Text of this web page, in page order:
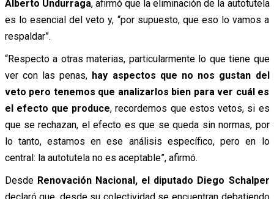
Alberto Undurraga, afirmó que la eliminación de la autotutela
es lo esencial del veto y, “por supuesto, que eso lo vamos a
respaldar”.
“Respecto a otras materias, particularmente lo que tiene que
ver con las penas, hay aspectos que no nos gustan del
veto pero tenemos que analizarlos bien para ver cuál es
el efecto que produce, recordemos que estos vetos, si es
que se rechazan, el efecto es que se queda sin normas, por
lo tanto, estamos en ese análisis específico, pero en lo
central: la autotutela no es aceptable”, afirmó.
Desde Renovación Nacional, el diputado Diego Schalper
declaró que, desde su colectividad se encuentran debatiendo